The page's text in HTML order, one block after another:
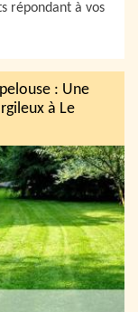
répondant à vos
: Une
à Le